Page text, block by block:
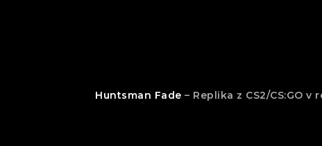
Huntsman Fade – Replika z CS2/CS:GO